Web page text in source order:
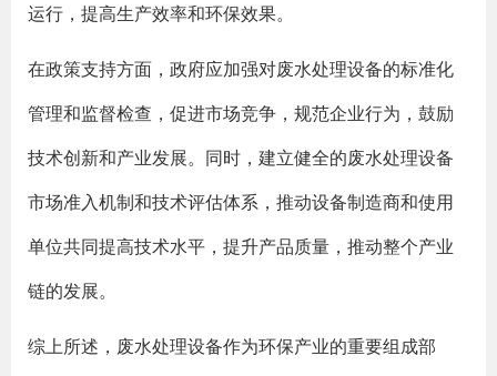
运行，提高生产效率和环保效果。
在政策支持方面，政府应加强对废水处理设备的标准化
管理和监督检查，促进市场竞争，规范企业行为，鼓励
技术创新和产业发展。同时，建立健全的废水处理设备
市场准入机制和技术评估体系，推动设备制造商和使用
单位共同提高技术水平，提升产品质量，推动整个产业
链的发展。
综上所述，废水处理设备作为环保产业的重要组成部